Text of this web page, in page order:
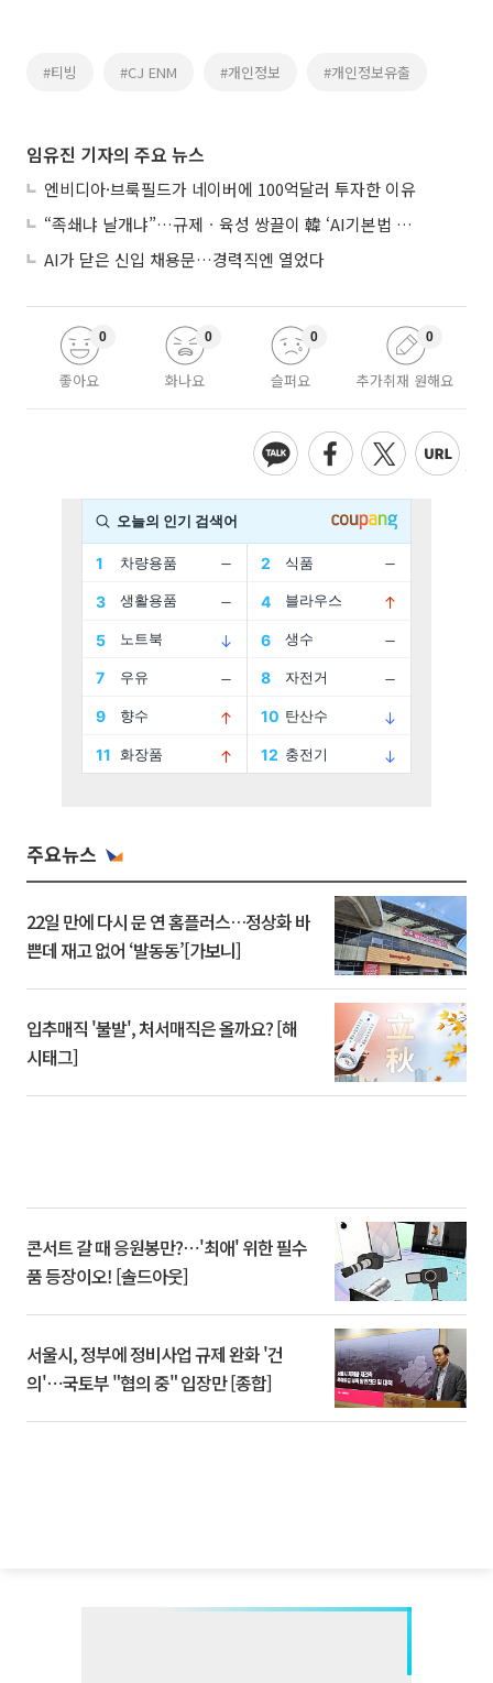
#티빙 #CJ ENM #개인정보 #개인정보유출
임유진 기자의 주요 뉴스
엔비디아·브룩필드가 네이버에 100억달러 투자한 이유
“족쇄냐 날개냐”…규제ㆍ육성 쌍끌이 韓 ‘AI기본법 개정안’ 오늘 시행
AI가 닫은 신입 채용문…경력직엔 열었다
좋아요
0
화나요
0
슬퍼요
0
추가취재 원해요
0
주요뉴스
22일 만에 다시 문 연 홈플러스…정상화 바
쁜데 재고 없어 ‘발동동’[가보니]
입추매직 '불발', 처서매직은 올까요? [해
시태그]
콘서트 갈 때 응원봉만?⋯'최애' 위한 필수
품 등장이오! [솔드아웃]
서울시, 정부에 정비사업 규제 완화 '건
의'⋯국토부 "협의 중" 입장만 [종합]